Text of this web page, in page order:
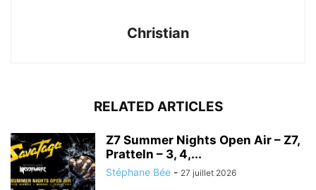
Christian
RELATED ARTICLES
Z7 Summer Nights Open Air – Z7,
Pratteln – 3, 4,...
Stéphane Bée - 27 juillet 2026